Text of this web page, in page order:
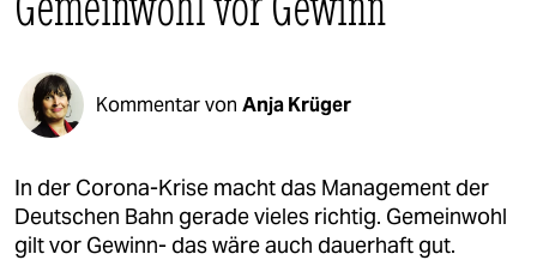
politik
öko
gesellschaft
kultur
sport
Kommentar von Anja Krüger
In der Corona-Krise macht das Management der
Deutschen Bahn gerade vieles richtig. Gemeinwohl
gilt vor Gewinn- das wäre auch dauerhaft gut.